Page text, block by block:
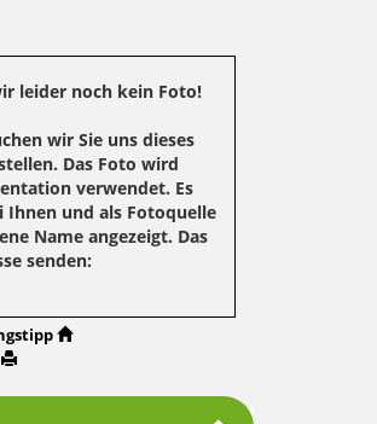
leider noch kein Foto!
wir Sie uns dieses
Das Foto wird
verwendet. Es
Ihnen und als Fotoquelle
Name angezeigt. Das
senden: